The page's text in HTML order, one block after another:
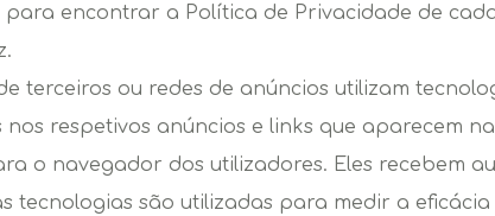
para encontrar a Política de Privacidade de
terceiros ou redes de anúncios utilizam
nos respetivos anúncios e links que aparecem
o navegador dos utilizadores. Eles recebem
tecnologias são utilizadas para medir a